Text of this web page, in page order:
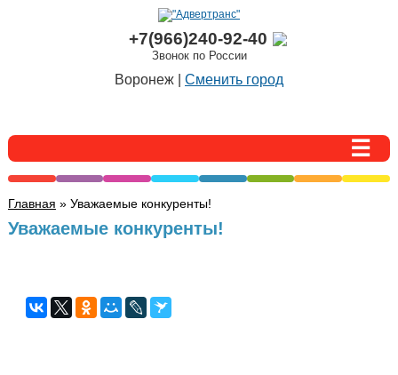
+7(966)240-92-40
Звонок по России
Воронеж | Сменить город
Главная » Уважаемые конкуренты!
Уважаемые конкуренты!